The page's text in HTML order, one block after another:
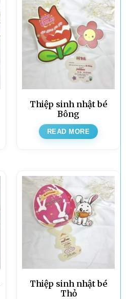
Thiệp sinh nhật bé
Bông
READ MORE
Thiệp sinh nhật bé
Thỏ